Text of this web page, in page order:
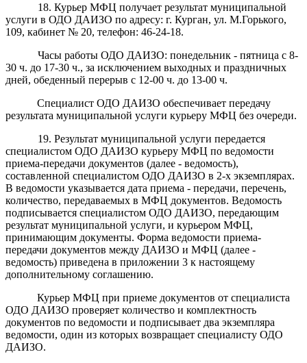
18. Курьер МФЦ получает результат муниципальной
услуги в ОДО ДАИЗО по адресу: г. Курган, ул. М.Горького,
109, кабинет № 20, телефон: 46-24-18.
Часы работы ОДО ДАИЗО: понедельник - пятница с 8-
30 ч. до 17-30 ч., за исключением выходных и праздничных
дней, обеденный перерыв с 12-00 ч. до 13-00 ч.
Специалист ОДО ДАИЗО обеспечивает передачу
результата муниципальной услуги курьеру МФЦ без очереди.
19. Результат муниципальной услуги передается
специалистом ОДО ДАИЗО курьеру МФЦ по ведомости
приема-передачи документов (далее - ведомость),
составленной специалистом ОДО ДАИЗО в 2-х экземплярах.
В ведомости указывается дата приема - передачи, перечень,
количество, передаваемых в МФЦ документов. Ведомость
подписывается специалистом ОДО ДАИЗО, передающим
результат муниципальной услуги, и курьером МФЦ,
принимающим документы. Форма ведомости приема-
передачи документов между ДАИЗО и МФЦ (далее -
ведомость) приведена в приложении 3 к настоящему
дополнительному соглашению.
Курьер МФЦ при приеме документов от специалиста
ОДО ДАИЗО проверяет количество и комплектность
документов по ведомости и подписывает два экземпляра
ведомости, один из которых возвращает специалисту ОДО
ДАИЗО.